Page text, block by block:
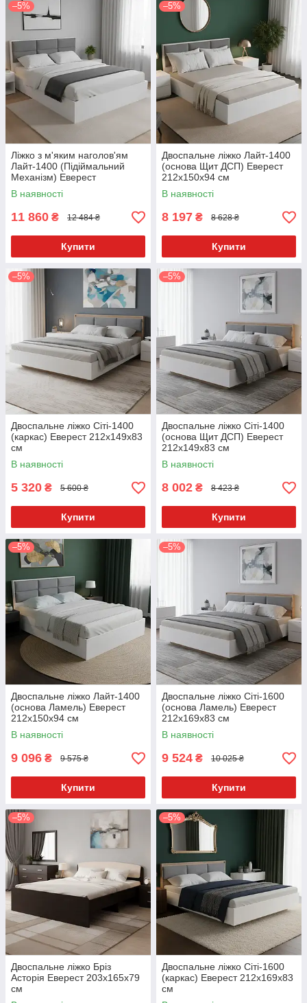
–5%
Ліжко з м'яким наголов'ям
Лайт-1400 (Підіймальний
Механізм) Еверест
212x150x94 см
В наявності
11 860 ₴ 12 484 ₴
Купити
–5%
Двоспальне ліжко Лайт-1400
(основа Щит ДСП) Еверест
212x150x94 см
В наявності
8 197 ₴ 8 628 ₴
Купити
–5%
Двоспальне ліжко Сіті-1400
(каркас) Еверест 212х149x83
см
В наявності
5 320 ₴ 5 600 ₴
Купити
–5%
Двоспальне ліжко Сіті-1400
(основа Щит ДСП) Еверест
212х149x83 см
В наявності
8 002 ₴ 8 423 ₴
Купити
–5%
Двоспальне ліжко Лайт-1400
(основа Ламель) Еверест
212x150x94 см
В наявності
9 096 ₴ 9 575 ₴
Купити
–5%
Двоспальне ліжко Сіті-1600
(основа Ламель) Еверест
212х169x83 см
В наявності
9 524 ₴ 10 025 ₴
Купити
–5%
Двоспальне ліжко Бріз
Асторія Еверест 203x165x79
см
–5%
Двоспальне ліжко Сіті-1600
(каркас) Еверест 212х169x83
см